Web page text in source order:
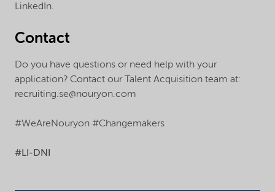
LinkedIn.
Contact
Do you have questions or need help with your
application? Contact our Talent Acquisition team at:
recruiting.se@nouryon.com
#WeAreNouryon #Changemakers
#LI-DNI